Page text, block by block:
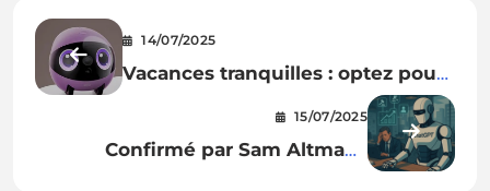
14/07/2025
Vacances tranquilles : optez pour
les robots de surveillance
15/07/2025
Confirmé par Sam Altman :